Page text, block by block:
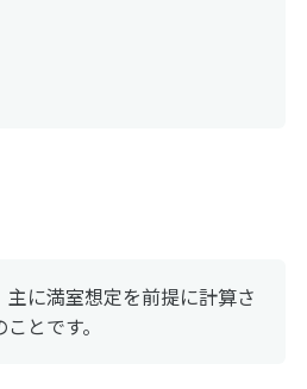
に満室想定を前提に計算さ
とです。